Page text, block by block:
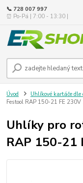
📞 728 007 997
⏰ Po-Pá | 7:00 - 13:30 |
Úvod Uhlíkové kartáče
Festool RAP 150-21 FE
Uhlíky pro
RAP 150-21